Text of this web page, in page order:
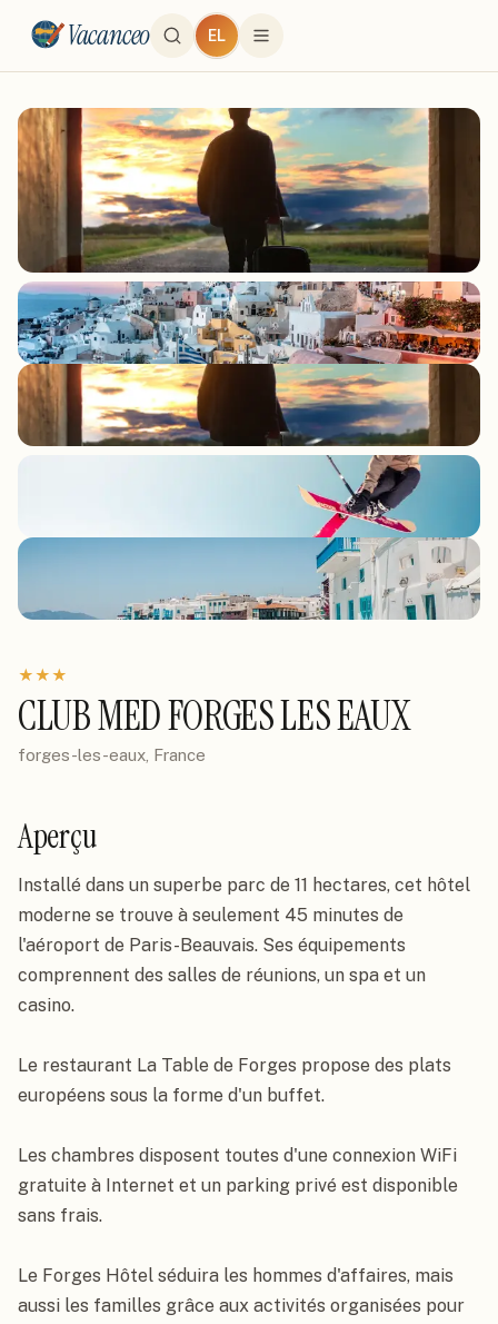
Vacanceo EL
★★★
CLUB MED FORGES LES EAUX
forges-les-eaux, France
Aperçu
Installé dans un superbe parc de 11 hectares, cet hôtel
moderne se trouve à seulement 45 minutes de
l'aéroport de Paris-Beauvais. Ses équipements
comprennent des salles de réunions, un spa et un
casino.
Le restaurant La Table de Forges propose des plats
européens sous la forme d'un buffet.
Les chambres disposent toutes d'une connexion WiFi
gratuite à Internet et un parking privé est disponible
sans frais.
Le Forges Hôtel séduira les hommes d'affaires, mais
aussi les familles grâce aux activités organisées pour